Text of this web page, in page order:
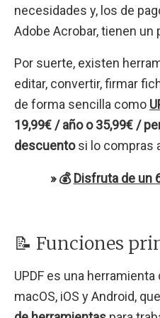
necesidades y, los de
Adobe Acrobar, tienen un
Por suerte, existen
editar, convertir, firmar
de forma sencilla como
19,99€ / año o 35,99€ /
descuentosi lo compras
» 💰Disfruta de un
📝 Funciones
UPDF es una
macOS, iOS y Android,